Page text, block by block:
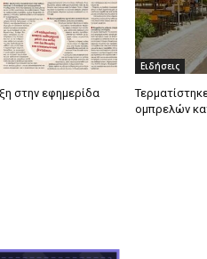
στην εφημερίδα
Ειδήσεις
ομπρελών